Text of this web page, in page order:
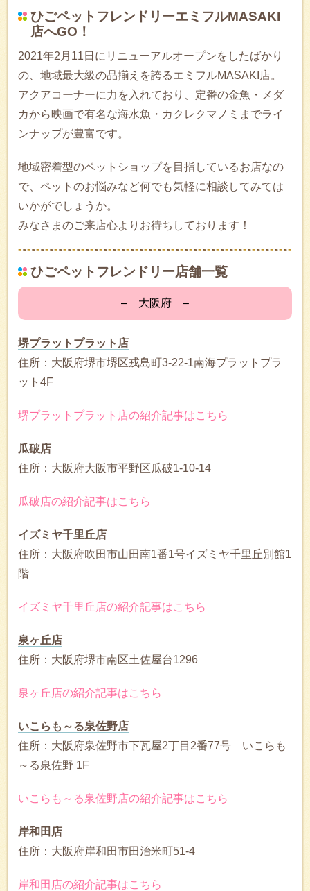
ひごペットフレンドリーエミフルMASAKI
店へGO！
2021年2月11日にリニューアルオープンをしたばかり
の、地域最大級の品揃えを誇るエミフルMASAKI店。
アクアコーナーに力を入れており、定番の金魚・メダ
カから映画で有名な海水魚・カクレクマノミまでライ
ンナップが豊富です。
地域密着型のペットショップを目指しているお店なの
で、ペットのお悩みなど何でも気軽に相談してみては
いかがでしょうか。
みなさまのご来店心よりお待ちしております！
ひごペットフレンドリー店舗一覧
– 大阪府 –
堺プラットプラット店
住所：大阪府堺市堺区戎島町3-22-1南海プラットプラ
ット4F
堺プラットプラット店の紹介記事はこちら
瓜破店
住所：大阪府大阪市平野区瓜破1-10-14
瓜破店の紹介記事はこちら
イズミヤ千里丘店
住所：大阪府吹田市山田南1番1号イズミヤ千里丘別館1
階
イズミヤ千里丘店の紹介記事はこちら
泉ヶ丘店
住所：大阪府堺市南区土佐屋台1296
泉ヶ丘店の紹介記事はこちら
いこらも～る泉佐野店
住所：大阪府泉佐野市下瓦屋2丁目2番77号 いこらも
～る泉佐野 1F
いこらも～る泉佐野店の紹介記事はこちら
岸和田店
住所：大阪府岸和田市田治米町51-4
岸和田店の紹介記事はこちら